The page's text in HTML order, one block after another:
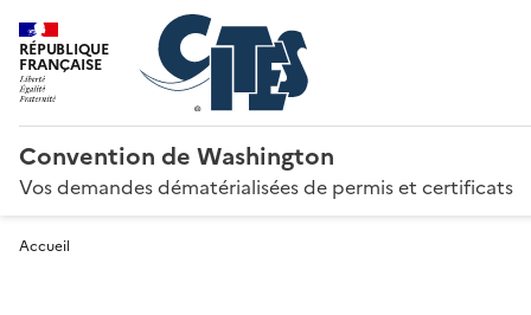
RÉPUBLIQUE
FRANÇAISE
Convention de Washington
Vos demandes dématérialisées de permis et certificats
Accueil